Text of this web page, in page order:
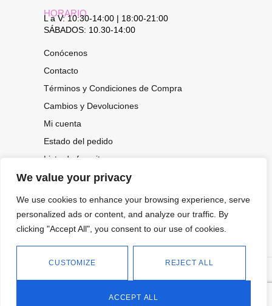
We value your privacy
We use cookies to enhance your browsing experience, serve
personalized ads or content, and analyze our traffic. By
clicking "Accept All", you consent to our use of cookies.
CUSTOMIZE REJECT ALL
ACCEPT ALL
HORARIO
L a V: 10:30-14:00 | 18:00-21:00
SÁBADOS: 10.30-14:00
Conócenos
Contacto
Términos y Condiciones de Compra
Cambios y Devoluciones
Mi cuenta
Estado del pedido
Lista de favoritos
CONOCE NUESTRAS NOVEDADES,
OFERTAS...
2026.